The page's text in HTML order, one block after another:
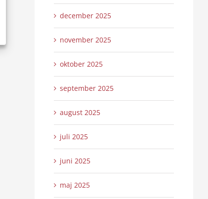
december 2025
november 2025
oktober 2025
september 2025
august 2025
juli 2025
juni 2025
maj 2025